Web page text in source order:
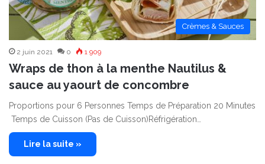
Crèmes & Sauces
2 juin 2021 0 1 909
Wraps de thon à la menthe Nautilus &
sauce au yaourt de concombre
Proportions pour 6 Personnes Temps de Préparation 20 Minutes
Temps de Cuisson (Pas de Cuisson)Réfrigération…
Lire la suite »